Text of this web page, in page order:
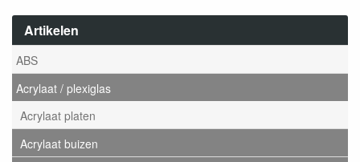
Artikelen
ABS
Acrylaat / plexiglas
Acrylaat platen
Acrylaat buizen